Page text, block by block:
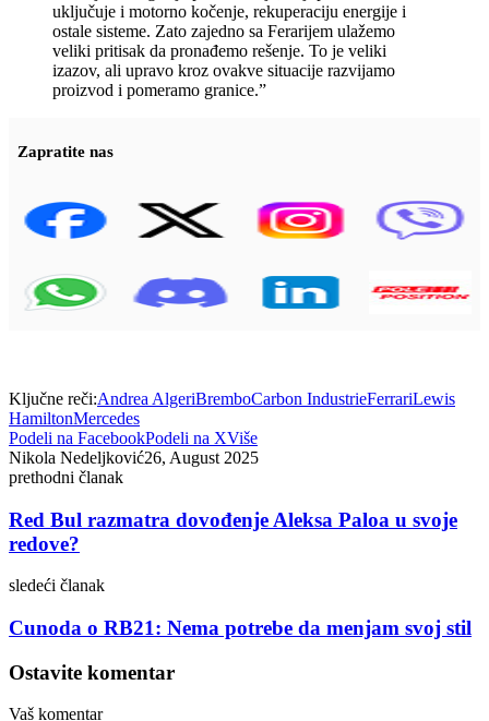
uključuje i motorno kočenje, rekuperaciju energije i
ostale sisteme. Zato zajedno sa Ferarijem ulažemo
veliki pritisak da pronađemo rešenje. To je veliki
izazov, ali upravo kroz ovakve situacije razvijamo
proizvod i pomeramo granice.”
Zapratite nas
Ključne reči:Andrea AlgeriBremboCarbon IndustrieFerrariLewis
HamiltonMercedes
Podeli na FacebookPodeli na XViše
Nikola Nedeljković26, August 2025
prethodni članak
Red Bul razmatra dovođenje Aleksa Paloa u svoje
redove?
sledeći članak
Cunoda o RB21: Nema potrebe da menjam svoj stil
Ostavite komentar
Vaš komentar